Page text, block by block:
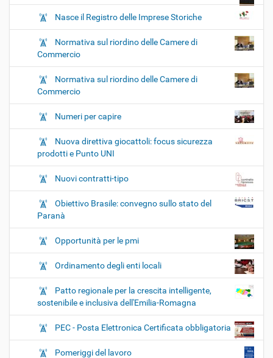
Nasce il Registro delle Imprese Storiche
Normativa sul riordino delle Camere di
Commercio
Normativa sul riordino delle Camere di
Commercio
Numeri per capire
Nuova direttiva giocattoli: focus sicurezza
prodotti e Punto UNI
Nuovi contratti-tipo
Obiettivo Brasile: convegno sullo stato del
Paranà
Opportunità per le pmi
Ordinamento degli enti locali
Patto regionale per la crescita intelligente,
sostenibile e inclusiva dell'Emilia-Romagna
PEC - Posta Elettronica Certificata obbligatoria
Pomeriggi del lavoro